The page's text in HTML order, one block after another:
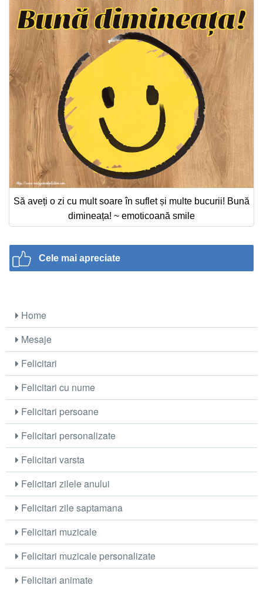
Să aveți o zi cu mult soare în suflet și multe bucurii! Bună
dimineața! ~ emoticoană smile
Cele mai apreciate
Home
Mesaje
Felicitari
Felicitari cu nume
Felicitari persoane
Felicitari personalizate
Felicitari varsta
Felicitari zilele anului
Felicitari zile saptamana
Felicitari muzicale
Felicitari muzicale personalizate
Felicitari animate